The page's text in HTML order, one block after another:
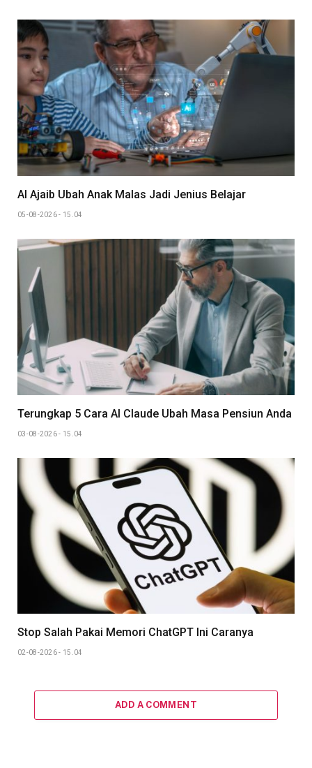
AI Ajaib Ubah Anak Malas Jadi Jenius Belajar
05-08-2026 - 15.04
Terungkap 5 Cara AI Claude Ubah Masa Pensiun Anda
03-08-2026 - 15.04
Stop Salah Pakai Memori ChatGPT Ini Caranya
02-08-2026 - 15.04
ADD A COMMENT